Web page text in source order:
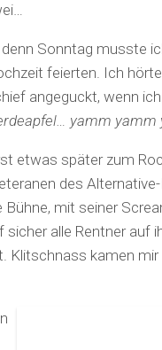
Sonntag musste
feierten. Ich
angeguckt, wenn
yamm
etwas später zum
des
Bühne, mit seiner
sicher alle Rentner auf
Klitschnass kamen